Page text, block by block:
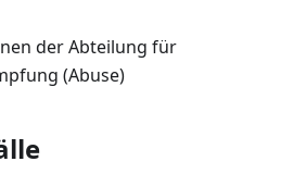
der Abteilung für
(Abuse)